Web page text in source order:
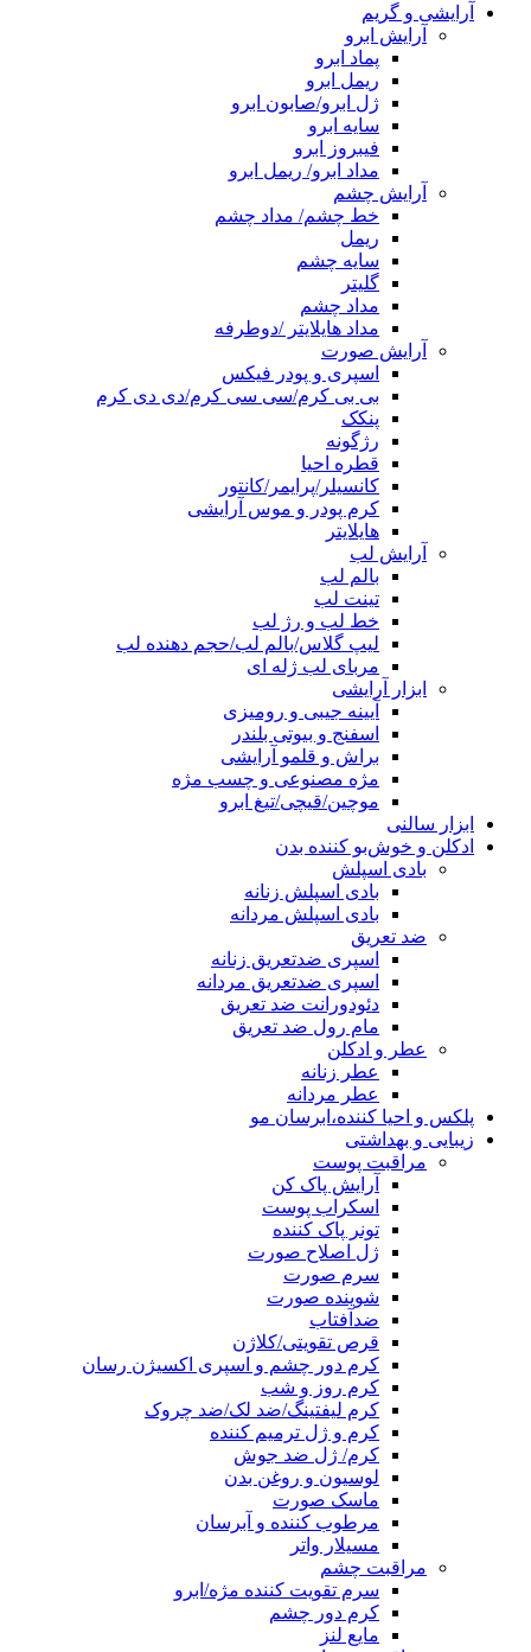
آرایشی و گریم
آرایش ابرو
پماد ابرو
ریمل ابرو
ژل ابرو/صابون ابرو
سایه ابرو
فیبروز ابرو
مداد ابرو/ ریمل ابرو
آرایش چشم
خط چشم/ مداد چشم
ریمل
سایه چشم
گلیتر
مداد چشم
مداد هایلایتر /دوطرفه
آرایش صورت
اسپری و پودر فیکس
بی بی کرم/سی سی کرم/دی دی کرم
پنکک
رژگونه
قطره احیا
کانسیلر/پرایمر/کانتور
کرم پودر و موس آرایشی
هایلایتر
آرایش لب
بالم لب
تینت لب
خط لب و رژ لب
لیپ گلاس/بالم لب/حجم دهنده لب
مربای لب ژله ای
ابزار آرایشی
آیینه جیبی و رومیزی
اسفنج و بیوتی بلندر
براش و قلمو آرایشی
مژه مصنوعی و چسب مژه
موچین/قیچی/تیغ ابرو
ابزار سالنی
ادکلن و خوش‌بو کننده بدن
بادی اسپلش
بادی اسپلش زنانه
بادی اسپلش مردانه
ضد تعریق
اسپری ضدتعریق زنانه
اسپری ضدتعریق مردانه
دئودورانت ضد تعریق
مام رول ضد تعریق
عطر و ادکلن
عطر زنانه
عطر مردانه
پلکس و احیا کننده،ابرسان مو
زیبایی و بهداشتی
مراقبت پوست
آرایش پاک کن
اسکراب پوست
تونر پاک کننده
ژل اصلاح صورت
سرم صورت
شوینده صورت
ضدآفتاب
قرص تقویتی/کلاژن
کرم دور چشم و اسپری اکسیژن رسان
کرم روز و شب
کرم لیفتینگ/ضد لک/ضد چروک
کرم و ژل ترمیم کننده
کرم/ ژل ضد جوش
لوسیون و روغن بدن
ماسک صورت
مرطوب کننده و آبرسان
مسیلار واتر
مراقبت چشم
سرم تقویت کننده مژه/ابرو
کرم دور چشم
مایع لنز